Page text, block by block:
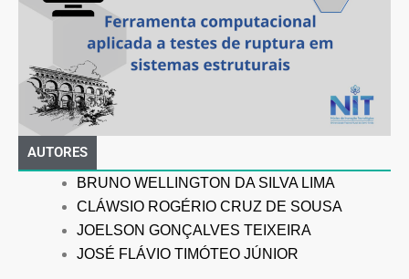
AUTORES
BRUNO WELLINGTON DA SILVA LIMA
CLÁWSIO ROGÉRIO CRUZ DE SOUSA
JOELSON GONÇALVES TEIXEIRA
JOSÉ FLÁVIO TIMÓTEO JÚNIOR